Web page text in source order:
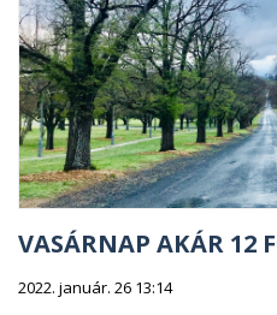
VASÁRNAP AKÁR 12
2022. január. 26 13:14